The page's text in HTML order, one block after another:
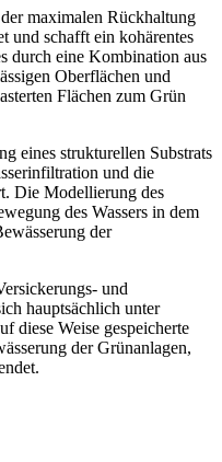
maximalen Rückhaltung
und schafft ein kohärentes
durch eine Kombination aus
Oberflächen und
Flächen zum Grün
eines strukturellen Substrats
und die
Die Modellierung des
des Wassers in dem
der
und
hauptsächlich unter
diese Weise gespeicherte
der Grünanlagen,